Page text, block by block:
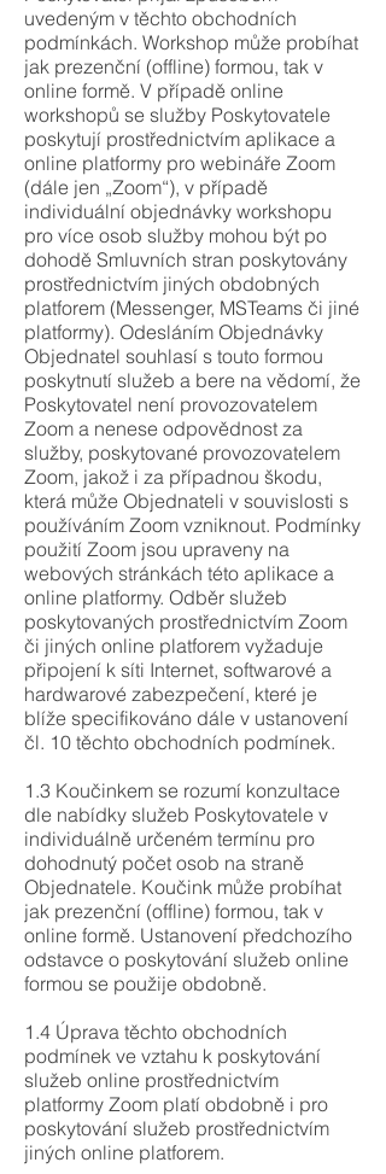
uvedeným v těchto obchodních
podmínkách. Workshop může probíhat
jak prezenční (offline) formou, tak v
online formě. V případě online
workshopů se služby Poskytovatele
poskytují prostřednictvím aplikace a
online platformy pro webináře Zoom
(dále jen „Zoom“), v případě
individuální objednávky workshopu
pro více osob služby mohou být po
dohodě Smluvních stran poskytovány
prostřednictvím jiných obdobných
platforem (Messenger, MSTeams či jiné
platformy). Odesláním Objednávky
Objednatel souhlasí s touto formou
poskytnutí služeb a bere na vědomí, že
Poskytovatel není provozovatelem
Zoom a nenese odpovědnost za
služby, poskytované provozovatelem
Zoom, jakož i za případnou škodu,
která může Objednateli v souvislosti s
používáním Zoom vzniknout. Podmínky
použití Zoom jsou upraveny na
webových stránkách této aplikace a
online platformy. Odběr služeb
poskytovaných prostřednictvím Zoom
či jiných online platforem vyžaduje
připojení k síti Internet, softwarové a
hardwarové zabezpečení, které je
blíže specifikováno dále v ustanovení
čl. 10 těchto obchodních podmínek.
1.3 Koučinkem se rozumí konzultace
dle nabídky služeb Poskytovatele v
individuálně určeném termínu pro
dohodnutý počet osob na straně
Objednatele. Koučink může probíhat
jak prezenční (offline) formou, tak v
online formě. Ustanovení předchozího
odstavce o poskytování služeb online
formou se použije obdobně.
1.4 Úprava těchto obchodních
podmínek ve vztahu k poskytování
služeb online prostřednictvím
platformy Zoom platí obdobně i pro
poskytování služeb prostřednictvím
jiných online platforem.